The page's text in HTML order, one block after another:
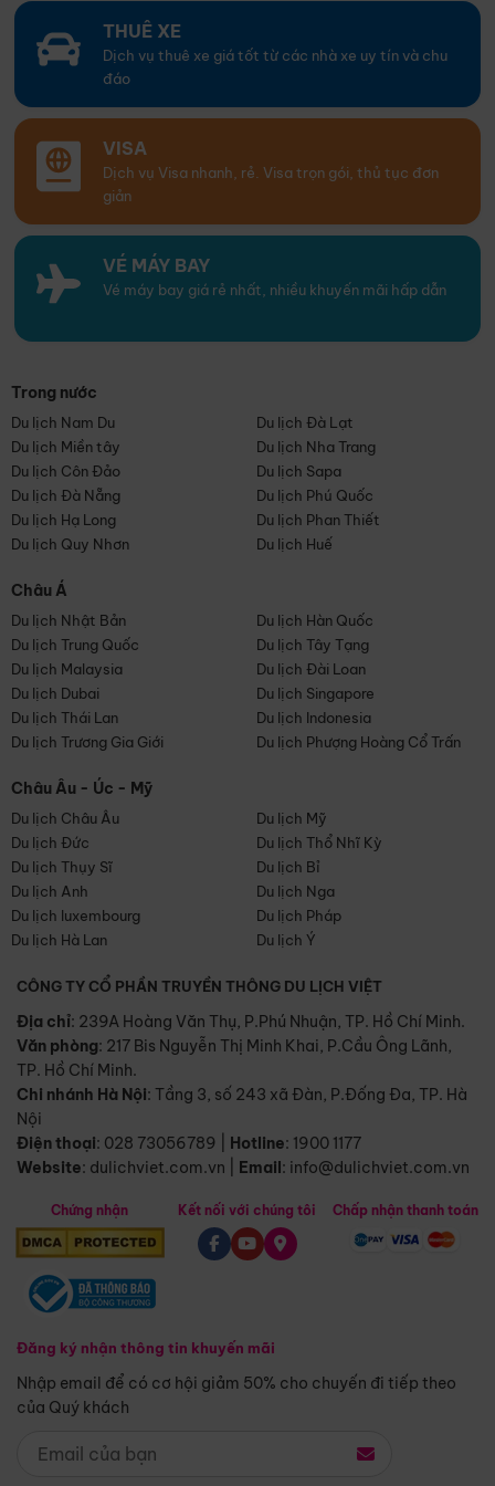
THUÊ XE
Dịch vụ thuê xe giá tốt từ các nhà xe uy tín và chu
đáo
VISA
Dịch vụ Visa nhanh, rẻ. Visa trọn gói, thủ tục đơn
giản
VÉ MÁY BAY
Vé máy bay giá rẻ nhất, nhiều khuyến mãi hấp dẫn
Trong nước
Du lịch Nam Du
Du lịch Đà Lạt
Du lịch Miền tây
Du lịch Nha Trang
Du lịch Côn Đảo
Du lịch Sapa
Du lịch Đà Nẵng
Du lịch Phú Quốc
Du lịch Hạ Long
Du lịch Phan Thiết
Du lịch Quy Nhơn
Du lịch Huế
Châu Á
Du lịch Nhật Bản
Du lịch Hàn Quốc
Du lịch Trung Quốc
Du lịch Tây Tạng
Du lịch Malaysia
Du lịch Đài Loan
Du lịch Dubai
Du lịch Singapore
Du lịch Thái Lan
Du lịch Indonesia
Du lịch Trương Gia Giới
Du lịch Phượng Hoàng Cổ Trấn
Châu Âu - Úc - Mỹ
Du lịch Châu Âu
Du lịch Mỹ
Du lịch Đức
Du lịch Thổ Nhĩ Kỳ
Du lịch Thụy Sĩ
Du lịch Bỉ
Du lịch Anh
Du lịch Nga
Du lịch luxembourg
Du lịch Pháp
Du lịch Hà Lan
Du lịch Ý
CÔNG TY CỔ PHẦN TRUYỀN THÔNG DU LỊCH VIỆT
Địa chỉ: 239A Hoàng Văn Thụ, P.Phú Nhuận, TP. Hồ Chí Minh.
Văn phòng: 217 Bis Nguyễn Thị Minh Khai, P.Cầu Ông Lãnh,
TP. Hồ Chí Minh.
Chi nhánh Hà Nội: Tầng 3, số 243 xã Đàn, P.Đống Đa, TP. Hà
Nội
Điện thoại: 028 73056789 Hotline: 1900 1177
Website: dulichviet.com.vn Email: info@dulichviet.com.vn
Chứng nhận
Đăng ký nhận thông tin khuyến mãi
Nhập email để có cơ hội giảm 50% cho chuyến đi tiếp theo
của Quý khách
Kết nối với chúng tôi Chấp nhận thanh toán